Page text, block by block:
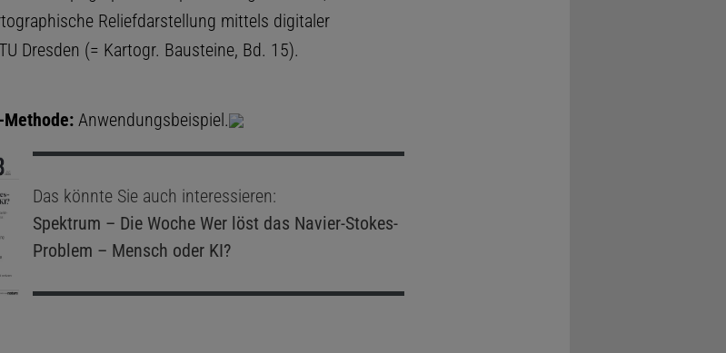
Reliefdarstellung mittels digitaler
Dresden (= Kartogr. Bausteine, Bd. 15).
Methode:Anwendungsbeispiel.
Das könnte Sie auch interessieren:
Spektrum – Die WocheWer löst das Navier-Stokes-
Problem – Mensch oder KI?